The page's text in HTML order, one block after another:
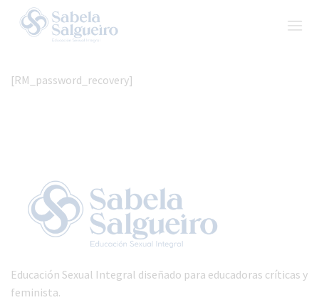
[RM_password_recovery]
Educación Sexual Integral diseñado para educadoras críticas y
feminista.